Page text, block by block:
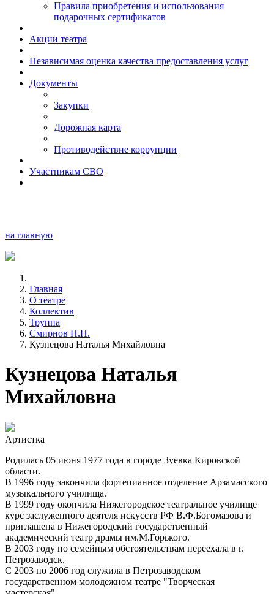
Правила приобретения и использования
подарочных сертификатов
Акции театра
Независимая оценка качества предоставления услуг
Документы
Закупки
Дорожная карта
Противодействие коррупции
Участникам СВО
на главную
Главная
О театре
Коллектив
Труппа
Смирнов Н.Н.
Кузнецова Наталья Михайловна
Кузнецова Наталья
Михайловна
Артистка
Родилась 05 июня 1977 года в городе Зуевка Кировской
области.
В 1996 году закончила фортепианное отделение Арзамасского
музыкального училища.
В 1999 году окончила Нижегородское театральное училище
курс заслуженного деятеля искусств РФ В.Ф.Богомазова и
приглашена в Нижегородский государственный
академический театр драмы им.М.Горького.
В 2003 году по семейным обстоятельствам переехала в г.
Петрозаводск.
C 2003 по 2006 год служила в Петрозаводском
государственном молодежном театре "Творческая